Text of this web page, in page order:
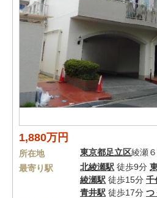
1,880万円
所在地 東京都足立区綾瀬
最寄り駅
北綾瀬駅 徒歩9分
綾瀬駅 徒歩15分 千
青井駅 徒歩17分 つ